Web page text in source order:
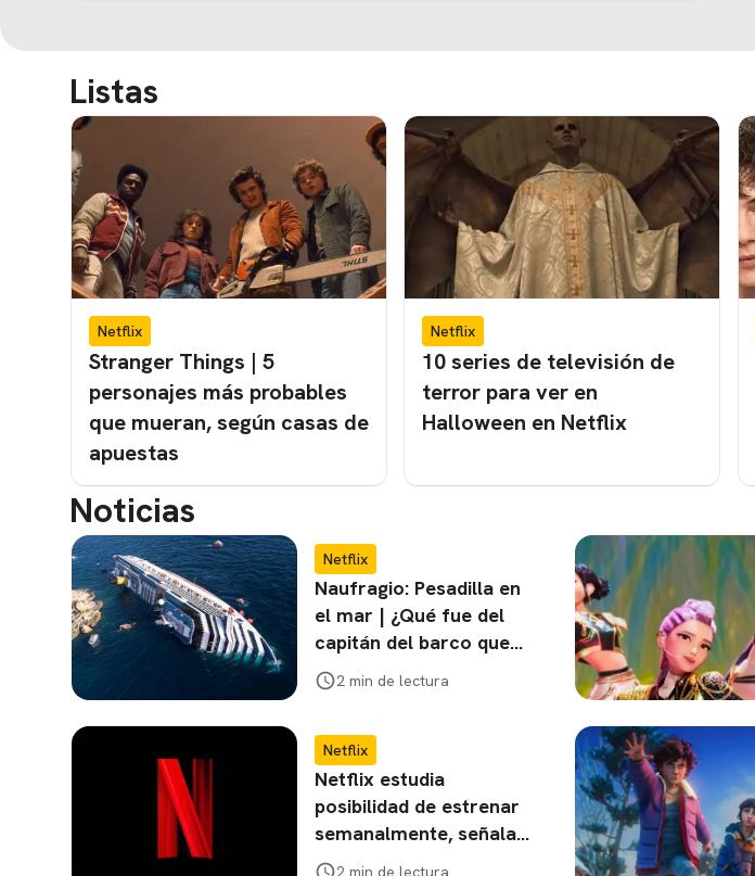
Noticias
Netflix
Naufragio: Pesadilla en
el mar | ¿Qué fue del
capitán del barco que
hundió?
2 min de lectura
Netflix
Netflix estudia
posibilidad de estrenar
semanalmente, señala
estudio
2 min de lectura
Listas
Netflix
Stranger Things | 5
personajes más probables
que mueran, según casas de
apuestas
Netflix
10 series de televisión de
terror para ver en
Halloween en Netflix